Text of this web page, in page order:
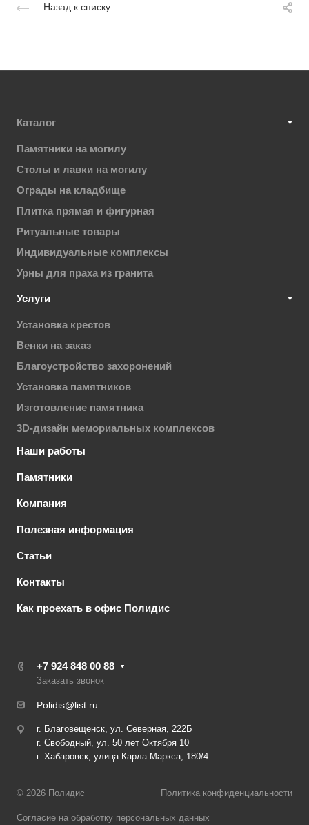
Назад к списку
Каталог
Памятники на могилу
Столы и лавки на могилу
Ограды на кладбище
Плитка прямая и фигурная
Ритуальные товары
Индивидуальные комплексы
Урны для праха из гранита
Услуги
Установка крестов
Венки на заказ
Благоустройство захоронений
Установка памятников
Изготовление памятника
3D-дизайн мемориальных комплексов
Наши работы
Памятники
Компания
Полезная информация
Статьи
Контакты
Как проехать в офис Полидис
+7 924 848 00 88
Заказать звонок
Polidis@list.ru
г. Благовещенск, ул. Северная, 222Б
г. Свободный, ул. 50 лет Октября 10
г. Хабаровск, улица Карла Маркса, 180/4
© 2026 Полидис Политика конфиденциальности
Согласие на обработку персональных данных